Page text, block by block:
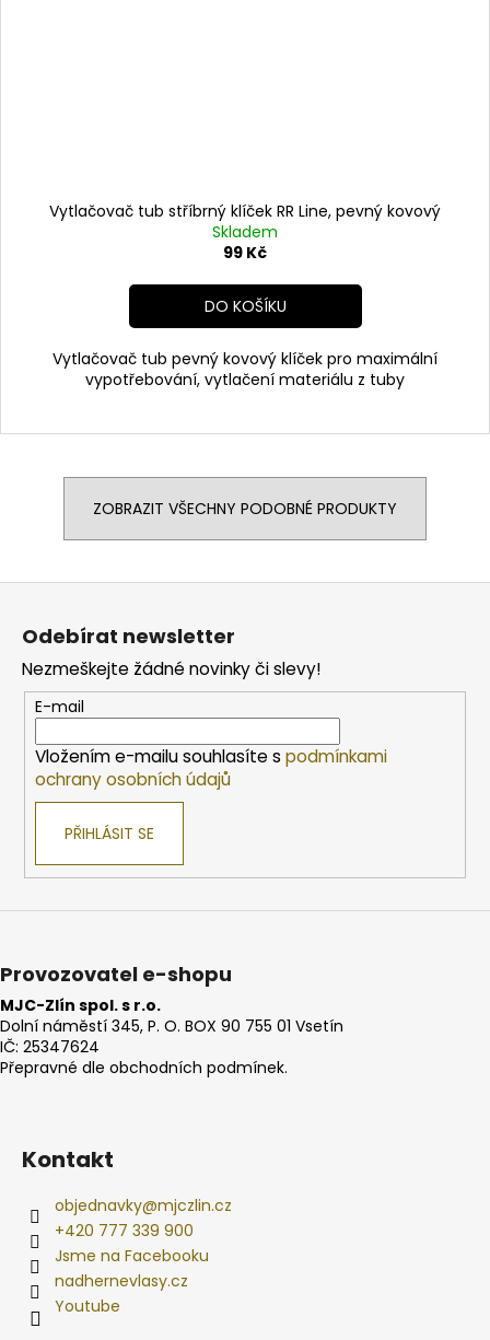
Vytlačovač tub stříbrný klíček RR Line, pevný kovový
Skladem
99 Kč
DO KOŠÍKU
Vytlačovač tub pevný kovový klíček pro maximální
vypotřebování, vytlačení materiálu z tuby
ZOBRAZIT VŠECHNY PODOBNÉ PRODUKTY
Z
Odebírat newsletter
Nezmeškejte žádné novinky či slevy!
E-mail
Vložením e-mailu souhlasíte s podmínkami
ochrany osobních údajů
PŘIHLÁSIT SE
Provozovatel e-shopu
MJC-Zlín spol. s r.o.
Dolní náměstí 345, P. O. BOX 90 755 01 Vsetín
IČ: 25347624
Přepravné dle obchodních podmínek.
Kontakt
objednavky@mjczlin.cz
+420 777 339 900
Jsme na Facebooku
nadhernevlasy.cz
Youtube